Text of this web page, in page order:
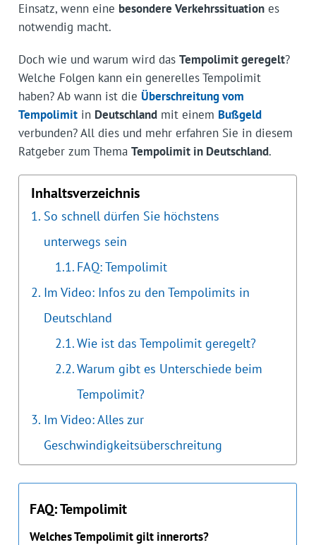
Einsatz, wenn eine besondere Verkehrssituationes
notwendig macht.
Doch wie und warum wird das Tempolimit geregelt?
Welche Folgen kann ein generelles Tempolimit
haben? Ab wann ist die Überschreitung vom
Tempolimitin Deutschlandmit einem Bußgeld
verbunden? All dies und mehr erfahren Sie in diesem
Ratgeber zum Thema Tempolimit in Deutschland.
Inhaltsverzeichnis
So schnell dürfen Sie höchstens
unterwegs sein
FAQ: Tempolimit
Im Video: Infos zu den Tempolimits in
Deutschland
Wie ist das Tempolimit geregelt?
Warum gibt es Unterschiede beim
Tempolimit?
Im Video: Alles zur
Geschwindigkeitsüberschreitung
FAQ: Tempolimit
Welches Tempolimit gilt innerorts?